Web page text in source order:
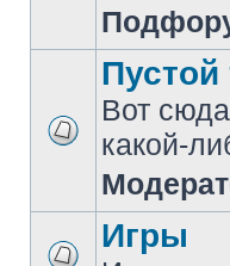
Вот
какой-
Игры